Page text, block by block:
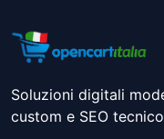
Soluzioni digitali
custom e SEO